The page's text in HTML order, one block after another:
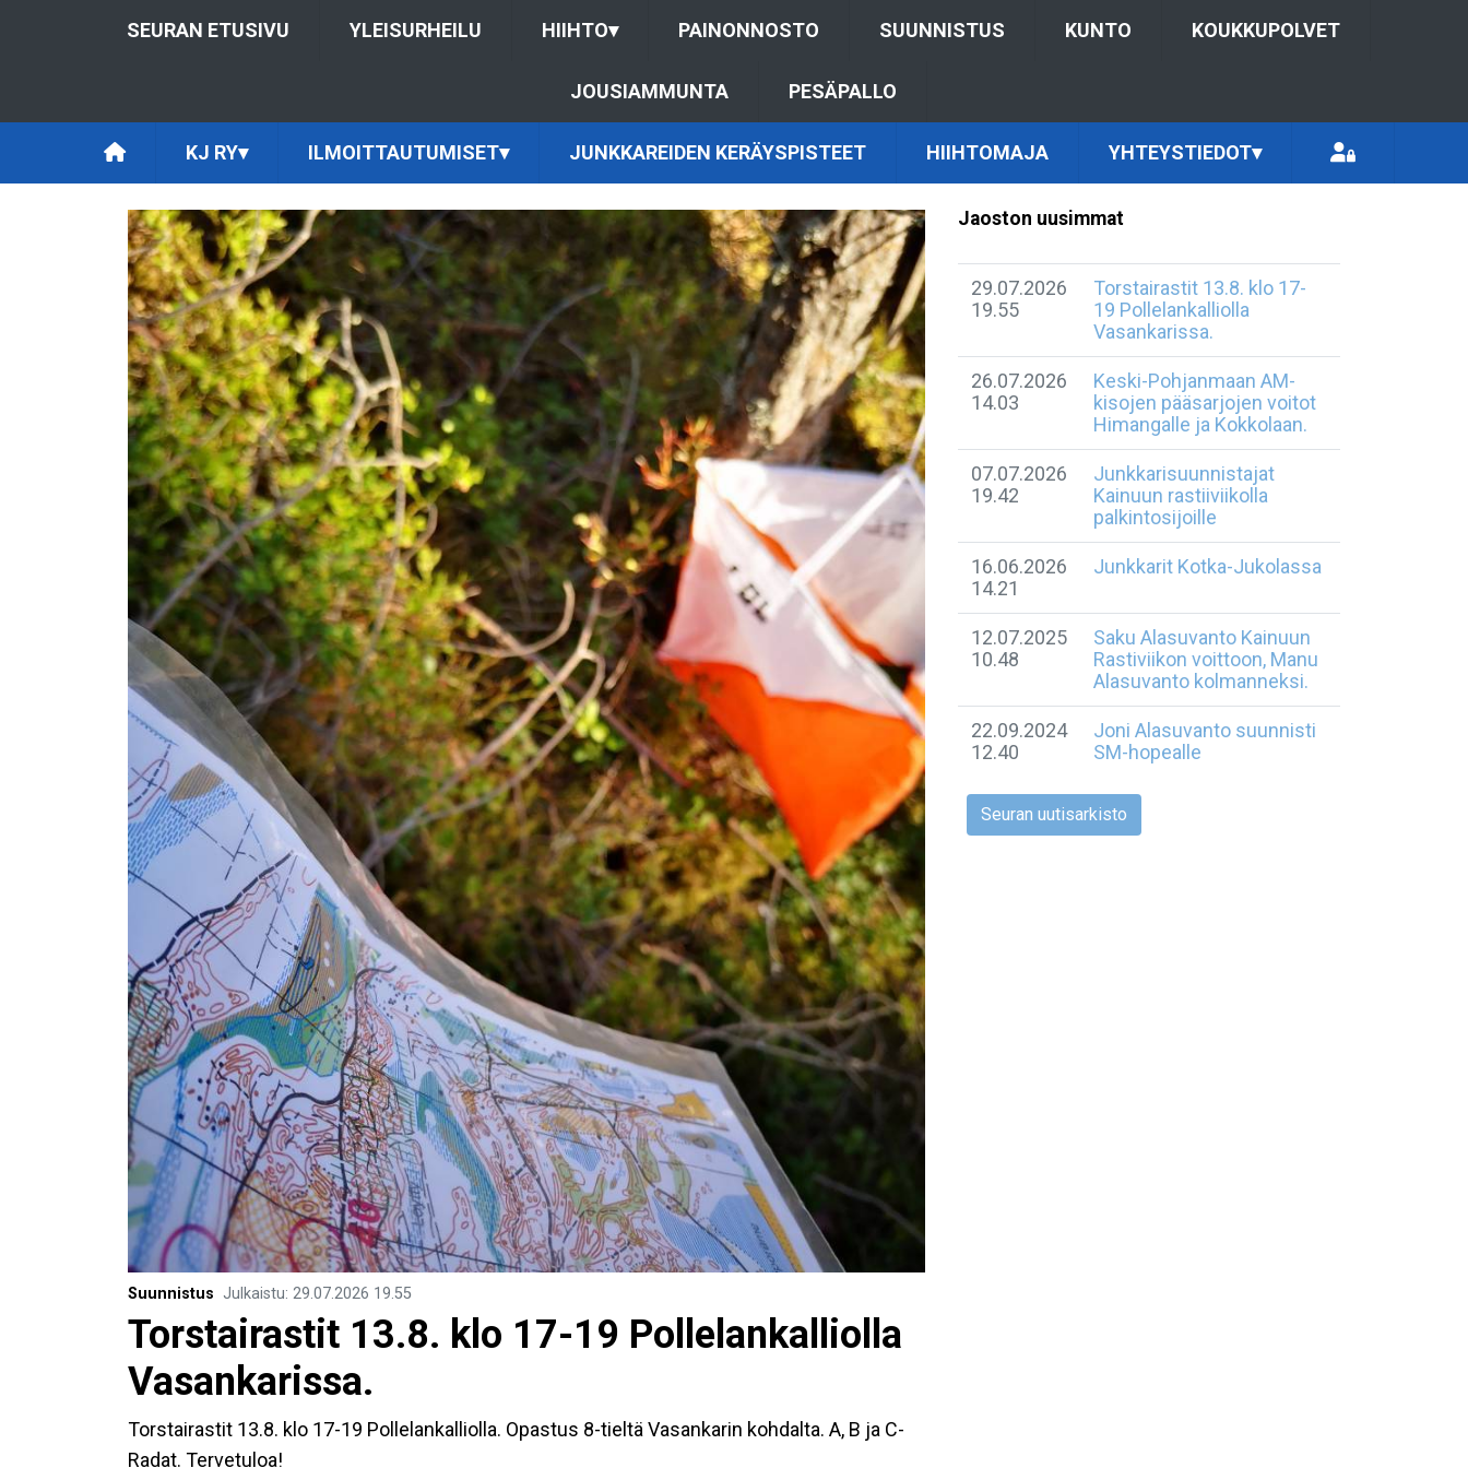
SEURAN ETUSIVU YLEISURHEILU HIIHTO▾ PAINONNOSTO SUUNNISTUS KUNTO KOUKKUPOLVET
JOUSIAMMUNTA PESÄPALLO
KJ RY▾ ILMOITTAUTUMISET▾ JUNKKAREIDEN KERÄYSPISTEET HIIHTOMAJA YHTEYSTIEDOT▾
Suunnistus Julkaistu: 29.07.2026 19.55
Torstairastit 13.8. klo 17-19 Pollelankalliolla
Vasankarissa.
Torstairastit 13.8. klo 17-19 Pollelankalliolla. Opastus 8-tieltä Vasankarin kohdalta. A, B ja C-
Radat. Tervetuloa!
Jaoston uusimmat
29.07.2026
19.55
Torstairastit 13.8. klo 17-
19 Pollelankalliolla
Vasankarissa.
26.07.2026
14.03
Keski-Pohjanmaan AM-
kisojen pääsarjojen voitot
Himangalle ja Kokkolaan.
07.07.2026
19.42
Junkkarisuunnistajat
Kainuun rastiiviikolla
palkintosijoille
16.06.2026
14.21
Junkkarit Kotka-Jukolassa
12.07.2025
10.48
Saku Alasuvanto Kainuun
Rastiviikon voittoon, Manu
Alasuvanto kolmanneksi.
22.09.2024
12.40
Joni Alasuvanto suunnisti
SM-hopealle
Seuran uutisarkisto